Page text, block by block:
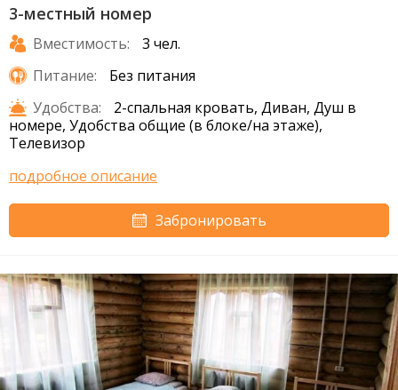
3-местный номер
Вместимость:
3 чел.
Питание:
Без питания
Удобства:
2-спальная кровать, Диван, Душ в
номере, Удобства общие (в блоке/на этаже),
Телевизор
подробное описание
Забронировать